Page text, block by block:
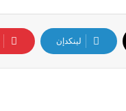
لينكدإن